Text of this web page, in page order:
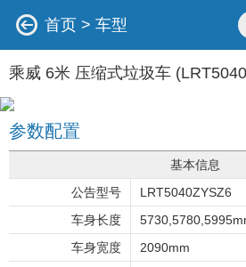
首页 > 车型
乘威 6米 压缩式垃圾车
参数配置
基本信息
公告型号
LRT5040ZYSZ6
车身长度
车身宽度
2090mm